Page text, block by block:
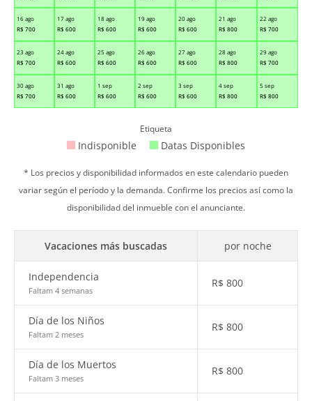
16 ago
R$ 700
17 ago
R$ 600
18 ago
R$ 600
19 ago
R$ 600
20 ago
R$ 600
21 ago
R$ 800
22 ago
R$ 700
23 ago
R$ 700
24 ago
R$ 600
25 ago
R$ 600
26 ago
R$ 600
27 ago
R$ 600
28 ago
R$ 800
29 ago
R$ 700
30 ago
R$ 700
31 ago
R$ 600
1 sep
R$ 600
2 sep
R$ 600
3 sep
R$ 600
4 sep
R$ 800
5 sep
R$ 800
Etiqueta
Indisponible Datas Disponibles
* Los precios y disponibilidad informados en este calendario pueden
variar según el período y la demanda. Confirme los precios así como la
disponibilidad del inmueble con el anunciante.
Vacaciones más buscadas por noche
Independencia
Faltam 4 semanas
R$ 800
Día de los Niños
Faltam 2 meses
R$ 800
Día de los Muertos
Faltam 3 meses
R$ 800